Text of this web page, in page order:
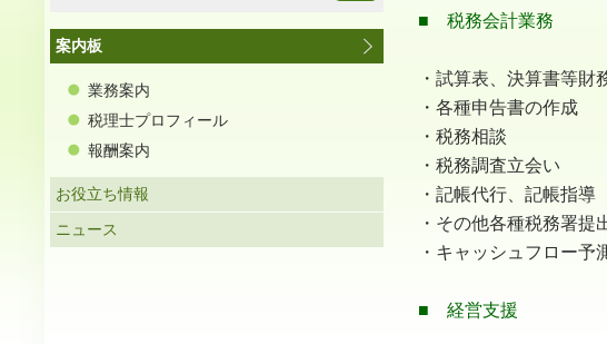
■ 税務会計業務
・試算表、決算書等財
・各種申告書の作成
・税務相談
・税務調査立会い
・記帳代行、記帳指導
・その他各種税務署提
・キャッシュフロー予
■ 経営支援
案内板
業務案内
税理士プロフィール
報酬案内
お役立ち情報
ニュース